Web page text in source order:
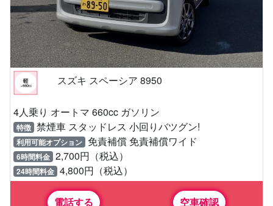
スズキ スペーシア 8950
4人乗り オートマ 660cc ガソリン
特徴 禁煙車 スタッドレス 小回りバツグン!
利用可能オプション 免責補償 免責補償ワイド
6時間料金 2,700円（税込）
24時間料金 4,800円（税込）
電話する 空車確認